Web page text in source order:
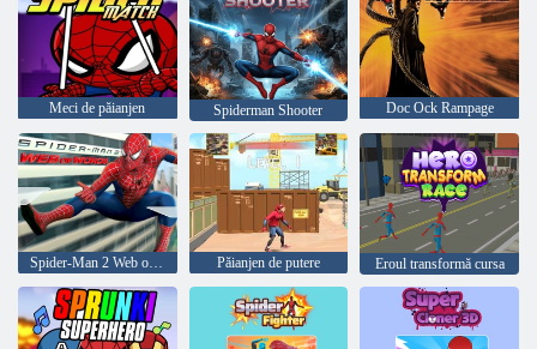
Meci de păianjen Spiderman Shooter Doc Ock Rampage
Spider-Man 2 Web of Words Păianjen de putere Eroul transformă cursa